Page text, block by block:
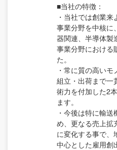
■当社の特徴：
・当社では創業
事業分野を中核に
器関連、半導体製
事業分野における
た。
・常に質の高い
組立・出荷まで一
術力を付加した2
ます。
・今後は特に輸
め、更なる売上拡
に変化する事で、
中心とした雇用創